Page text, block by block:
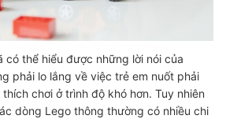
có thể hiểu được những lời nói của
phải lo lắng về việc trẻ em nuốt phải
chơi ở trình độ khó hơn. Tuy nhiên
dòng Lego thông thường có nhiều chi